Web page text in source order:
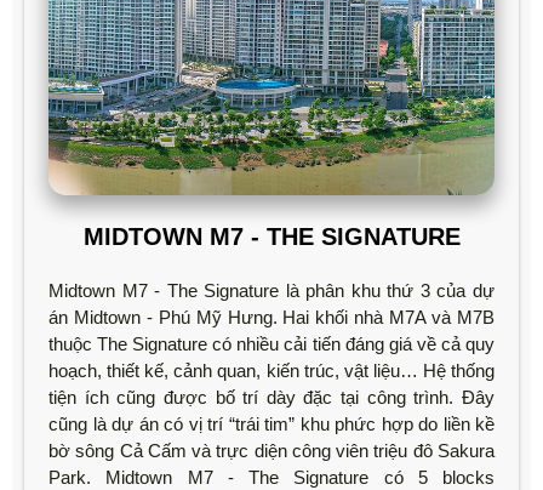
MIDTOWN M7 - THE SIGNATURE
Midtown M7 - The Signature là phân khu thứ 3 của dự
án Midtown - Phú Mỹ Hưng. Hai khối nhà M7A và M7B
thuộc The Signature có nhiều cải tiến đáng giá về cả quy
hoạch, thiết kế, cảnh quan, kiến trúc, vật liệu… Hệ thống
tiện ích cũng được bố trí dày đặc tại công trình. Đây
cũng là dự án có vị trí “trái tim” khu phức hợp do liền kề
bờ sông Cả Cấm và trực diện công viên triệu đô Sakura
Park. Midtown M7 - The Signature có 5 blocks